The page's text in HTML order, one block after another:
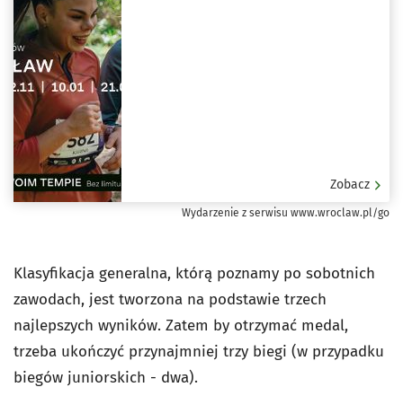
Zobacz
Wydarzenie z serwisu www.wroclaw.pl/go
Klasyfikacja generalna, którą poznamy po sobotnich
zawodach, jest tworzona na podstawie trzech
najlepszych wyników. Zatem by otrzymać medal,
trzeba ukończyć przynajmniej trzy biegi (w przypadku
biegów juniorskich - dwa).